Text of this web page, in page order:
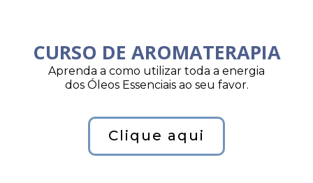
CURSO DE AROMATERAPIA
Aprenda a como utilizar toda a energia
dos Óleos Essenciais ao seu favor.
Clique aqui